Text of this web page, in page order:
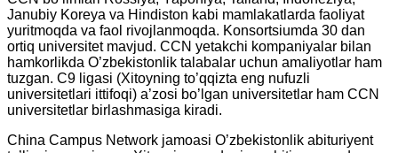
Janubiy Koreya va Hindiston kabi mamlakatlarda faoliyat
yuritmoqda va faol rivojlanmoqda. Konsortsiumda 30 dan
ortiq universitet mavjud. CCN yetakchi kompaniyalar bilan
hamkorlikda O’zbekistonlik talabalar uchun amaliyotlar ham
tuzgan. C9 ligasi (Xitoyning to’qqizta eng nufuzli
universitetlari ittifoqi) a’zosi bo’lgan universitetlar ham CCN
universitetlar birlashmasiga kiradi.
China Campus Network jamoasi O’zbekistonlik abituriyent